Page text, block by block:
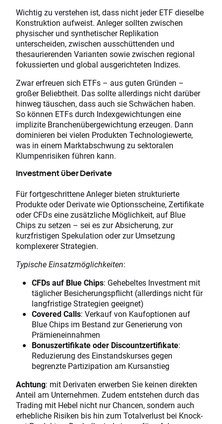
Wichtig zu verstehen ist, dass nicht jeder ETF dieselbe
Konstruktion aufweist. Anleger sollten zwischen
physischer und synthetischer Replikation
unterscheiden, zwischen ausschüttenden und
thesaurierenden Varianten sowie zwischen regional
fokussierten und global ausgerichteten Indizes.
Zwar erfreuen sich ETFs – aus guten Gründen –
großer Beliebtheit. Das sollte allerdings nicht darüber
hinweg täuschen, dass auch sie Schwächen haben.
So können ETFs durch Indexgewichtungen eine
implizite Branchenübergewichtung erzeugen. Dann
dominieren bei vielen Produkten Technologiewerte,
was in einem Marktabschwung zu sektoralen
Klumpenrisiken führen kann.
Investment über Derivate
Für fortgeschrittene Anleger bieten strukturierte
Produkte oder Derivate wie Optionsscheine, Zertifikate
oder CFDs eine zusätzliche Möglichkeit, auf Blue
Chips zu setzen – sei es zur Absicherung, zur
kurzfristigen Spekulation oder zur Umsetzung
komplexerer Strategien.
Typische Einsatzmöglichkeiten:
CFDs auf Blue Chips: Gehebeltes Investment mit
täglicher Besicherungspflicht (allerdings nicht für
langfristige Strategien geeignet)
Covered Calls: Verkauf von Kaufoptionen auf
Blue Chips im Bestand zur Generierung von
Prämieneinnahmen
Bonuszertifikate oder Discountzertifikate:
Reduzierung des Einstandskurses gegen
begrenzte Partizipation am Kursanstieg
Achtung: mit Derivaten erwerben Sie keinen direkten
Anteil am Unternehmen. Zudem entstehen durch das
Trading mit Hebel nicht nur Chancen, sondern auch
erhebliche Risiken bis hin zum Totalverlust bei Knock-